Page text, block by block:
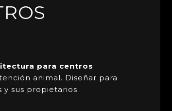
para centros
animal. Diseñar para
sus propietarios.